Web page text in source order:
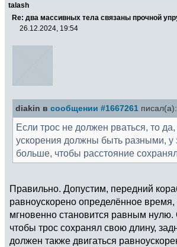
talash
Re: два массивных тела связаны прочной
26.12.2024, 19:54
diakin в сообщении #1667261 писал(а):
Если трос не должен рваться, то
ускорения должны быть разными, у
больше, чтобы расстояние
Правильно. Допустим, передний
равноускорено определённое время,
мгновенно становится равным нулю.
чтобы трос сохранял свою длину,
должен также двигаться